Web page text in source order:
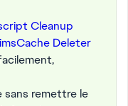
Cleanup
Deleter
sans remettre le